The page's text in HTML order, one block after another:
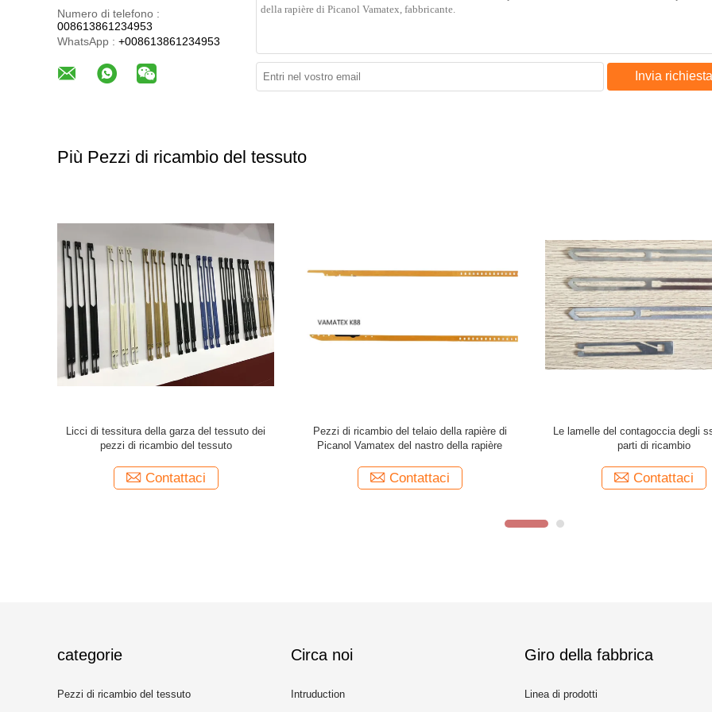
Numero di telefono :
008613861234953
WhatsApp : +008613861234953
Invia richiesta
Più Pezzi di ricambio del tessuto
Connettore del DRC della struttura del liccio
del DRC dei pezzi di ricambio del tessuto del
Contattaci
DRC 2 di sostegno del lato della struttura di
Jet Loom Spare Parts Heald dell'aria di Omni
Contattaci
Picanol Omni più i pezzi di
scanalatura 12groove B157681
Contattaci
categorie
Pezzi di ricambio del tessuto
Circa noi
Intruduction
Giro della fabbrica
Linea di prodotti